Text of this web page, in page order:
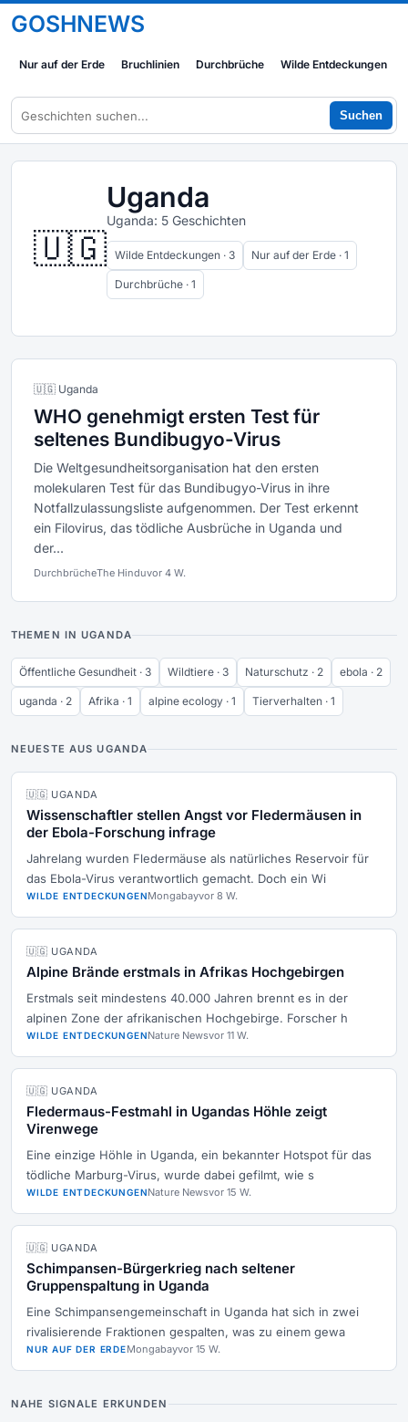
GOSHNEWS
Nur auf der Erde Bruchlinien Durchbrüche Wilde Entdeckungen
Suchen
🇺🇬
Uganda
Uganda: 5 Geschichten
Wilde Entdeckungen · 3 Nur auf der Erde · 1
Durchbrüche · 1
🇺🇬 Uganda
WHO genehmigt ersten Test für
seltenes Bundibugyo-Virus
Die Weltgesundheitsorganisation hat den ersten
molekularen Test für das Bundibugyo-Virus in ihre
Notfallzulassungsliste aufgenommen. Der Test erkennt
ein Filovirus, das tödliche Ausbrüche in Uganda und
der...
DurchbrücheThe Hinduvor 4 W.
THEMEN IN UGANDA
Öffentliche Gesundheit · 3 Wildtiere · 3 Naturschutz · 2 ebola · 2
uganda · 2 Afrika · 1 alpine ecology · 1 Tierverhalten · 1
NEUESTE AUS UGANDA
🇺🇬 UGANDA
Wissenschaftler stellen Angst vor Fledermäusen in
der Ebola-Forschung infrage
Jahrelang wurden Fledermäuse als natürliches Reservoir für
das Ebola-Virus verantwortlich gemacht. Doch ein Wi
WILDE ENTDECKUNGENMongabayvor 8 W.
🇺🇬 UGANDA
Alpine Brände erstmals in Afrikas Hochgebirgen
Erstmals seit mindestens 40.000 Jahren brennt es in der
alpinen Zone der afrikanischen Hochgebirge. Forscher h
WILDE ENTDECKUNGENNature Newsvor 11 W.
🇺🇬 UGANDA
Fledermaus-Festmahl in Ugandas Höhle zeigt
Virenwege
Eine einzige Höhle in Uganda, ein bekannter Hotspot für das
tödliche Marburg-Virus, wurde dabei gefilmt, wie s
WILDE ENTDECKUNGENNature Newsvor 15 W.
🇺🇬 UGANDA
Schimpansen-Bürgerkrieg nach seltener
Gruppenspaltung in Uganda
Eine Schimpansengemeinschaft in Uganda hat sich in zwei
rivalisierende Fraktionen gespalten, was zu einem gewa
NUR AUF DER ERDEMongabayvor 15 W.
NAHE SIGNALE ERKUNDEN